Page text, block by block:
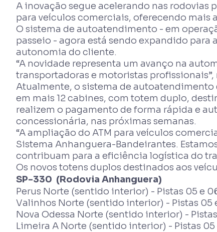
A inovação segue acelerando nas rodovias
para veículos comerciais, oferecendo
O sistema de autoatendimento - em
passeio - agora está sendo expandido
autonomia do cliente.
“A novidade representa um avanço na
transportadoras e motoristas
Atualmente, o sistema de autoatendimento
em mais 12 cabines, com totem duplo,
realizem o pagamento de forma rápida e
concessionária, nas próximas semanas.
“A ampliação do ATM para veículos
Sistema Anhanguera-Bandeirantes.
contribuam para a eficiência logística do
Os novos totens duplos destinados aos
SP-330 (Rodovia Anhanguera)
Perus Norte (sentido interior) - Pistas 05 e
Valinhos Norte (sentido interior) - Pistas 05
Nova Odessa Norte (sentido interior) -
Limeira A Norte (sentido interior) - Pistas 05